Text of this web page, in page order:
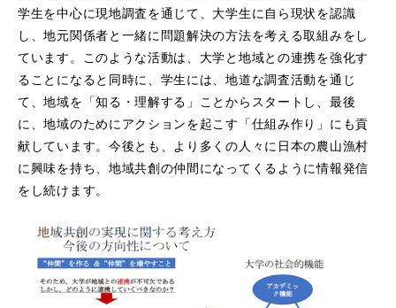
学生を中心に現地調査を通じて、大学生に自ら現状を認識
し、地元関係者と一緒に問題解決の方法を考える取組みをし
ています。このような活動は、大学と地域との連携を強化す
ることになると同時に、学生には、地道な調査活動を通じ
て、地域を「知る・理解する」ことからスタートし、最後
に、地域のためにアクションを起こす「仕組み作り」にも貢
献しています。今後とも、より多くの人々に日本の農山漁村
に興味を持ち、地域共創の仲間になってくるように情報発信
をし続けます。